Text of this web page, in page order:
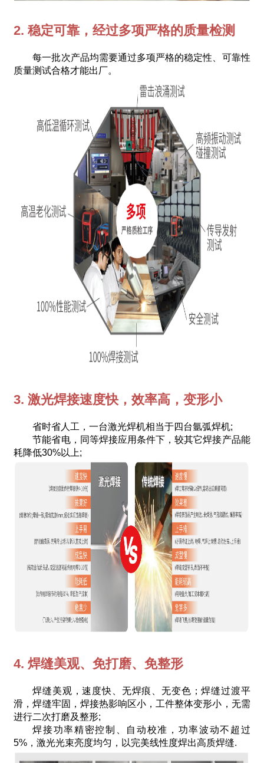
2. 稳定可靠，经过多项严格的质量检测
每一批次产品均需要通过多项严格的稳定性、可靠性
质量测试合格才能出厂。
3. 激光焊接速度快，效率高，变形小
省时省人工，一台激光焊机相当于四台氩弧焊机;
节能省电，同等焊接应用条件下，较其它焊接产品能
耗降低30%以上;
4. 焊缝美观、免打磨、免整形
焊缝美观，速度快、无焊痕、无变色；焊缝过渡平
滑，焊缝牢固，焊接热影响区小，工件整体变形小，无需
进行二次打磨及整形;
焊接功率精密控制、自动校准，功率波动不超过
5%，激光光束亮度均匀，以完美线性度焊出高质焊缝.